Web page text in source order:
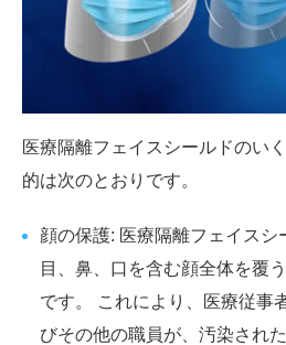
医療隔離フェイスシールドのい
的は次のとおりです。
顔の保護: 医療隔離フェイスシ
目、鼻、口を含む顔全体を覆
です。 これにより、医療従事
びその他の職員が、汚染され